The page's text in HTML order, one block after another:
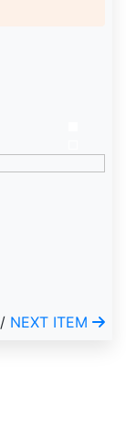
/ NEXT ITEM